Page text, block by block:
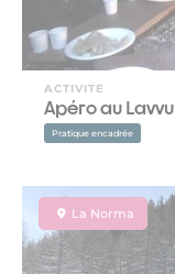
ACTIVITE
Apéro au Lavvu
Pratique encadrée
La Norma